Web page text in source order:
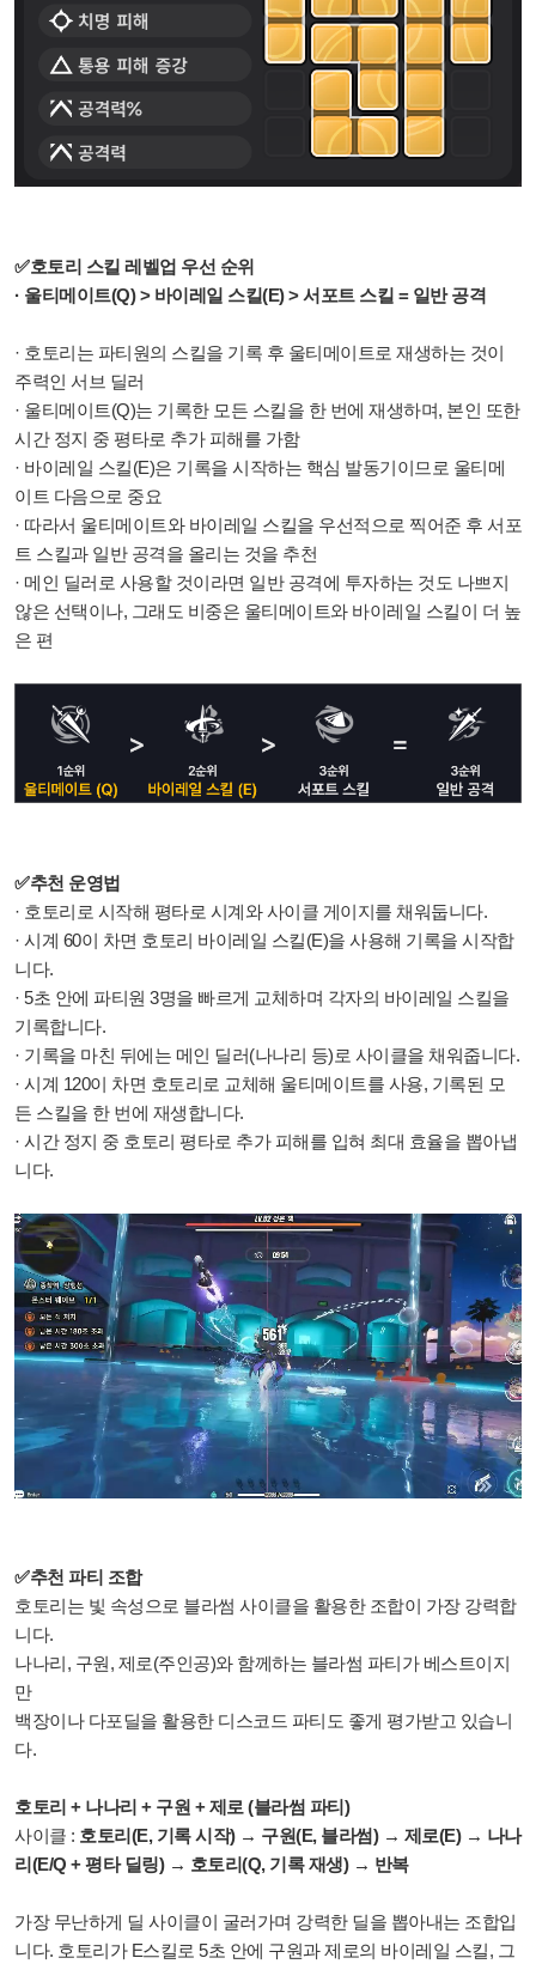
✅호토리 스킬 레벨업 우선 순위
· 울티메이트(Q) > 바이레일 스킬(E) > 서포트 스킬 = 일반 공격
· 호토리는 파티원의 스킬을 기록 후 울티메이트로 재생하는 것이
주력인 서브 딜러
· 울티메이트(Q)는 기록한 모든 스킬을 한 번에 재생하며, 본인 또한
시간 정지 중 평타로 추가 피해를 가함
· 바이레일 스킬(E)은 기록을 시작하는 핵심 발동기이므로 울티메
이트 다음으로 중요
· 따라서 울티메이트와 바이레일 스킬을 우선적으로 찍어준 후 서포
트 스킬과 일반 공격을 올리는 것을 추천
· 메인 딜러로 사용할 것이라면 일반 공격에 투자하는 것도 나쁘지
않은 선택이나, 그래도 비중은 울티메이트와 바이레일 스킬이 더 높
은 편
✅추천 운영법
· 호토리로 시작해 평타로 시계와 사이클 게이지를 채워둡니다.
· 시계 60이 차면 호토리 바이레일 스킬(E)을 사용해 기록을 시작합
니다.
· 5초 안에 파티원 3명을 빠르게 교체하며 각자의 바이레일 스킬을
기록합니다.
· 기록을 마친 뒤에는 메인 딜러(나나리 등)로 사이클을 채워줍니다.
· 시계 120이 차면 호토리로 교체해 울티메이트를 사용, 기록된 모
든 스킬을 한 번에 재생합니다.
· 시간 정지 중 호토리 평타로 추가 피해를 입혀 최대 효율을 뽑아냅
니다.
✅추천 파티 조합
호토리는 빛 속성으로 블라썸 사이클을 활용한 조합이 가장 강력합
니다.
나나리, 구원, 제로(주인공)와 함께하는 블라썸 파티가 베스트이지
만
백장이나 다포딜을 활용한 디스코드 파티도 좋게 평가받고 있습니
다.
호토리 + 나나리 + 구원 + 제로 (블라썸 파티)
사이클 : 호토리(E, 기록 시작) → 구원(E, 블라썸) → 제로(E) → 나나
리(E/Q + 평타 딜링) → 호토리(Q, 기록 재생) → 반복
가장 무난하게 딜 사이클이 굴러가며 강력한 딜을 뽑아내는 조합입
니다. 호토리가 E스킬로 5초 안에 구원과 제로의 바이레일 스킬, 그